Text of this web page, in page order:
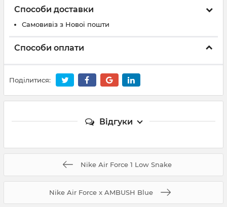
Способи доставки
Самовивіз з Нової пошти
Способи оплати
Поділитися:
Відгуки
Nike Аir Force 1 Low Snake
Nike Air Force x AMBUSH Blue